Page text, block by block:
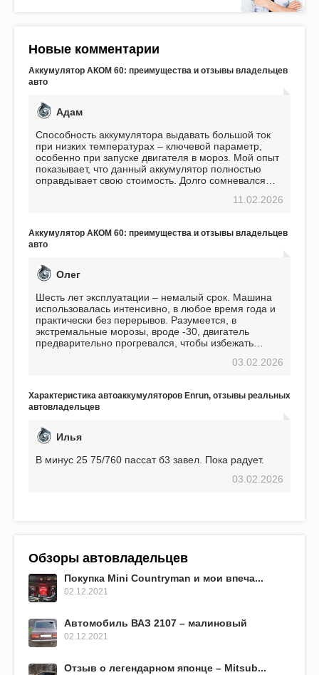
Новые комментарии
Аккумулятор АКОМ 60: преимущества и отзывы владельцев
авто
Адам
Способность аккумулятора выдавать большой ток
при низких температурах – ключевой параметр,
особенно при запуске двигателя в мороз. Мой опыт
показывает, что данный аккумулятор полностью
оправдывает свою стоимость. Долго сомневался
пожалел. Считаю, что это отличное вложение,11.02.2026
Аккумулятор АКОМ 60: преимущества и отзывы владельцев
авто
Олег
Шесть лет эксплуатации – немалый срок. Машина
использовалась интенсивно, в любое время года и
практически без перерывов. Разумеется, в
экстремальные морозы, вроде -30, двигатель
предварительно прогревался, чтобы избежать
использования не было ни единой поломки,
EFB 75. Судя по характеристикам, он даже
превосходит предыдущую модель.
03.02.2026
Характеристика автоаккумуляторов Enrun, отзывы реальных
автовладельцев
Илья
В минус 25 75/760 пассат б3 завел. Пока радует.
03.02.2026
Обзоры автовладельцев
Покупка Mini Countryman и мои впеча...
02.12.2021
Автомобиль ВАЗ 2107 – малиновый
02.12.2021
Отзыв о легендарном японце – Mitsub...